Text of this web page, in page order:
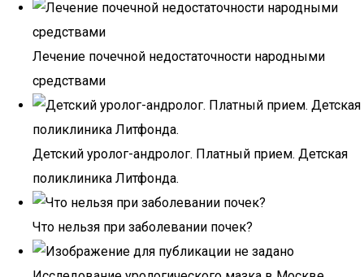
Лечение почечной недостаточности народными
средствами
Детский уролог-андролог. Платный прием. Детская
поликлиника Литфонда.
Что нельзя при заболевании почек?